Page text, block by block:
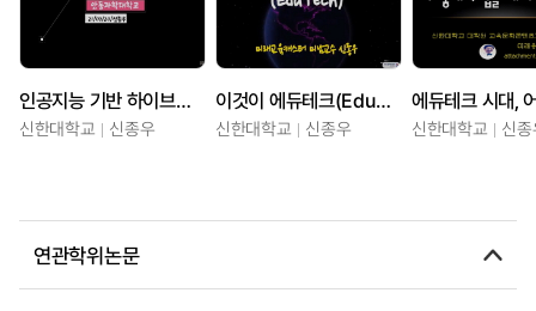
인공지능 기반 하이브리드 교수법과 플립러닝 적용 사례 교수법
신한대학교 신종우
이것이 에듀테크(EduTech)이다
신한대학교 신종우 신한대학교 신
연관학위논문